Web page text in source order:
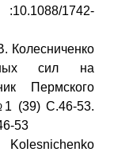
1742-
Колесниченко
сил на
Пермского
(39) С.46-53.
53